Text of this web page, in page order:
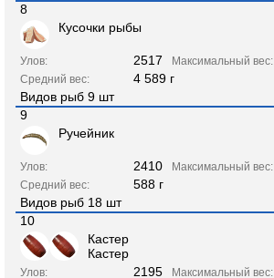
8
Кусочки рыбы
Улов: 2517 Максимальный вес:
Средний вес:
4 589 г
Видов рыб 9 шт
9
Ручейник
Улов: 2410 Максимальный вес:
Средний вес:
588 г
Видов рыб 18 шт
10
Кастер
Кастер
Улов: 2195 Максимальный вес: